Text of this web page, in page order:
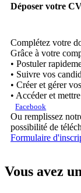
Déposer votre
Complétez votre
Grâce à votre
• Postuler
• Suivre vos
• Créer et gérer
• Accéder et
Facebook
Ou remplissez
possibilité de
Formulaire
Vous avez